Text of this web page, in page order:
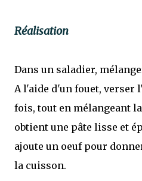
Réalisation
Dans un saladier,
A l'aide d'un fouet, verser
fois, tout en mélangeant
obtient une pâte lisse et
ajoute un oeuf pour
la cuisson.